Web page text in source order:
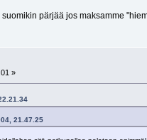
pärjää jos maksamme
»
21.47.25